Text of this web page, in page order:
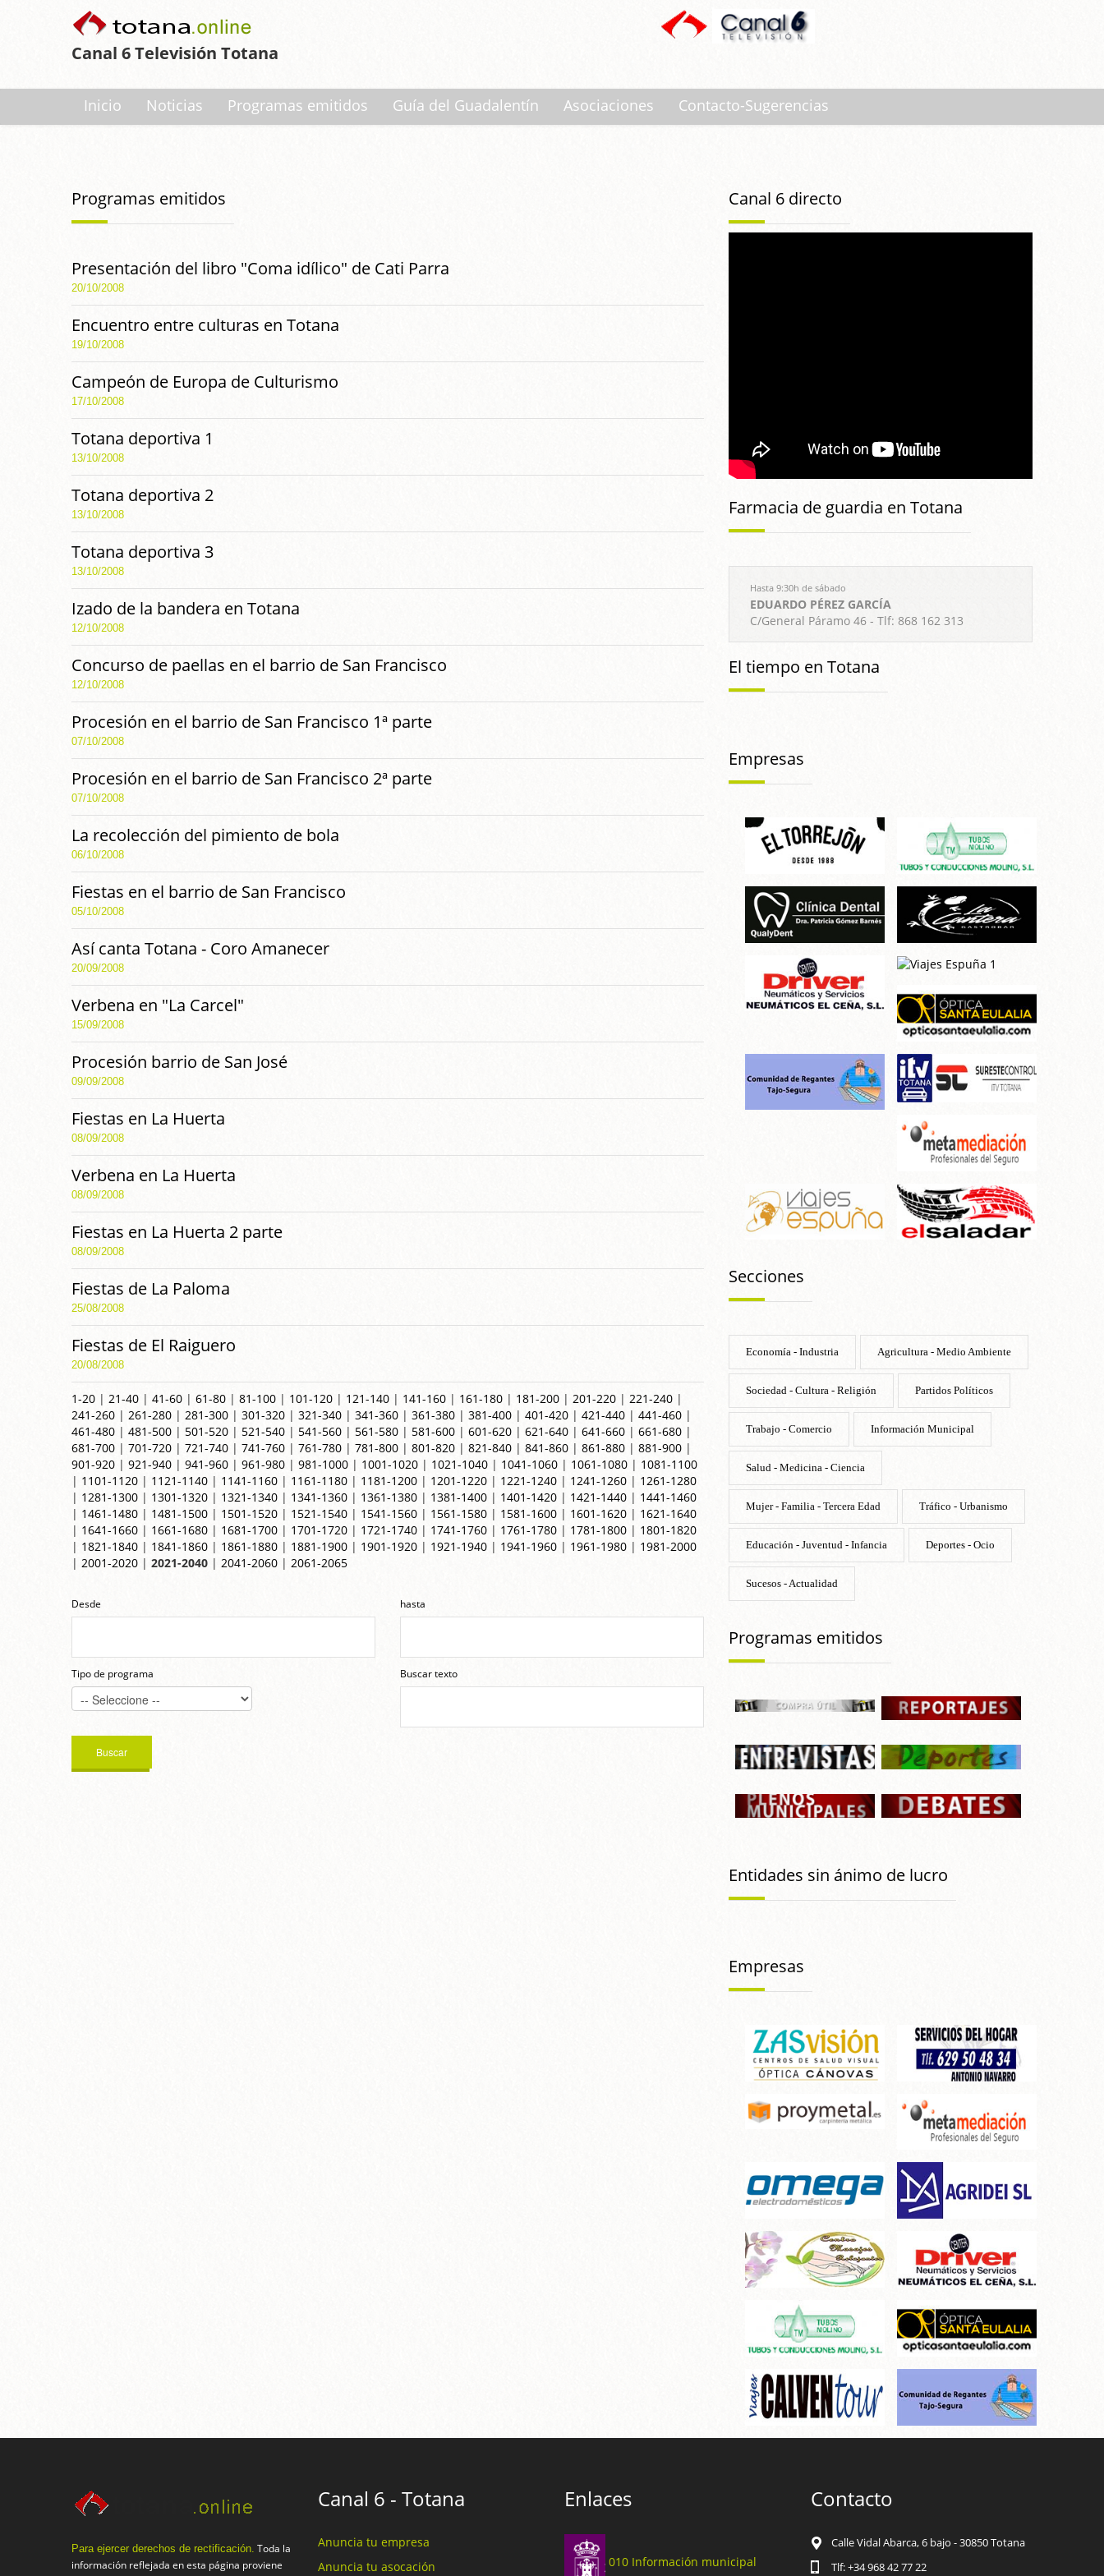
Canal 6 Televisión Totana
Inicio Noticias Programas emitidos Guía del Guadalentín Asociaciones Contacto-Sugerencias
Programas emitidos
Presentación del libro "Coma idílico" de Cati Parra
20/10/2008
Encuentro entre culturas en Totana
19/10/2008
Campeón de Europa de Culturismo
17/10/2008
Totana deportiva 1
13/10/2008
Totana deportiva 2
13/10/2008
Totana deportiva 3
13/10/2008
Izado de la bandera en Totana
12/10/2008
Concurso de paellas en el barrio de San Francisco
12/10/2008
Procesión en el barrio de San Francisco 1ª parte
07/10/2008
Procesión en el barrio de San Francisco 2ª parte
07/10/2008
La recolección del pimiento de bola
06/10/2008
Fiestas en el barrio de San Francisco
05/10/2008
Así canta Totana - Coro Amanecer
20/09/2008
Verbena en "La Carcel"
15/09/2008
Procesión barrio de San José
09/09/2008
Fiestas en La Huerta
08/09/2008
Verbena en La Huerta
08/09/2008
Fiestas en La Huerta 2 parte
08/09/2008
Fiestas de La Paloma
25/08/2008
Fiestas de El Raiguero
20/08/2008
1-20 | 21-40 | 41-60 | 61-80 | 81-100 | 101-120 | 121-140 | 141-160 | 161-180 | 181-200 | 201-220 | 221-240 |
241-260 | 261-280 | 281-300 | 301-320 | 321-340 | 341-360 | 361-380 | 381-400 | 401-420 | 421-440 | 441-460 |
461-480 | 481-500 | 501-520 | 521-540 | 541-560 | 561-580 | 581-600 | 601-620 | 621-640 | 641-660 | 661-680 |
681-700 | 701-720 | 721-740 | 741-760 | 761-780 | 781-800 | 801-820 | 821-840 | 841-860 | 861-880 | 881-900 |
901-920 | 921-940 | 941-960 | 961-980 | 981-1000 | 1001-1020 | 1021-1040 | 1041-1060 | 1061-1080 | 1081-1100
| 1101-1120 | 1121-1140 | 1141-1160 | 1161-1180 | 1181-1200 | 1201-1220 | 1221-1240 | 1241-1260 | 1261-1280
| 1281-1300 | 1301-1320 | 1321-1340 | 1341-1360 | 1361-1380 | 1381-1400 | 1401-1420 | 1421-1440 | 1441-1460
| 1461-1480 | 1481-1500 | 1501-1520 | 1521-1540 | 1541-1560 | 1561-1580 | 1581-1600 | 1601-1620 | 1621-1640
| 1641-1660 | 1661-1680 | 1681-1700 | 1701-1720 | 1721-1740 | 1741-1760 | 1761-1780 | 1781-1800 | 1801-1820
| 1821-1840 | 1841-1860 | 1861-1880 | 1881-1900 | 1901-1920 | 1921-1940 | 1941-1960 | 1961-1980 | 1981-2000
| 2001-2020 | 2021-2040 | 2041-2060 | 2061-2065
Desde
Tipo de programa
hasta
Buscar texto
Canal 6 directo
Farmacia de guardia en Totana
Hasta 9:30h de sábado
EDUARDO PÉREZ GARCÍA
C/General Páramo 46 - Tlf: 868 162 313
El tiempo en Totana
Empresas
Secciones
Economía - Industria Agricultura - Medio Ambiente
Sociedad - Cultura - Religión Partidos Políticos
Trabajo - Comercio Información Municipal
Salud - Medicina - Ciencia
Mujer - Familia - Tercera Edad Tráfico - Urbanismo
Educación - Juventud - Infancia Deportes - Ocio
Sucesos - Actualidad
Programas emitidos
Entidades sin ánimo de lucro
Empresas
Para ejercer derechos de rectificación. Toda la
información reflejada en esta página proviene
Canal 6 - Totana
Anuncia tu empresa
Anuncia tu asocación
Enlaces
010 Información municipal
Contacto
Calle Vidal Abarca, 6 bajo - 30850 Totana
Tlf: +34 968 42 77 22